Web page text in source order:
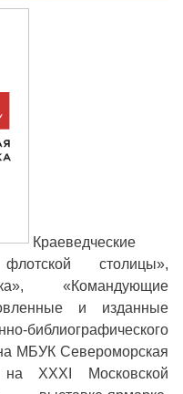
Краеведческие
столицы»,
«Командующие
и изданные
библиографического
МБУК Североморская
XXXI Московской